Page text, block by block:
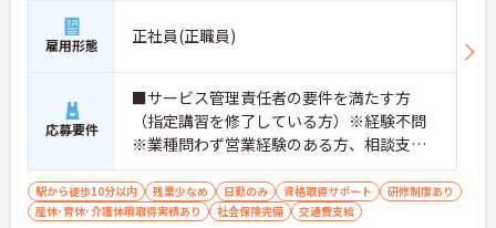
雇用形態 正社員(正職員)
応募要件
■サービス管理責任者の要件を満たす方
（指定講習を修了している方）※経験不問
※業種問わず営業経験のある方、相談支
援・直接支援の経験がある方歓迎
駅から徒歩10分以内 残業少なめ 日勤のみ 資格取得サポート
研修制度あり
産休･育休･介護休暇取得実績あり
社会保険完備 交通費支給